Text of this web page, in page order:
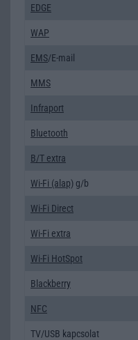
EDGE
WAP
EMS/E-mail
MMS
Infraport
Bluetooth
B/T extra
Wi-Fi (alap) g/b
Wi-Fi Direct
Wi-Fi extra
Wi-Fi HotSpot
Blackberry
NFC
TV/USB kapcsolat